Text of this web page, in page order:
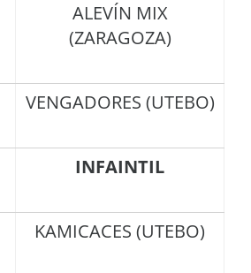
ALEVÍN MIX
(ZARAGOZA)
VENGADORES (UTEBO)
INFAINTIL
KAMICACES (UTEBO)